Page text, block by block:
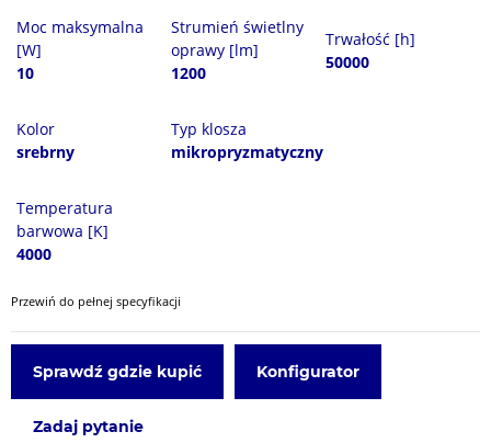
Moc maksymalna
[W]
10
Strumień świetlny
oprawy [lm]
1200
Trwałość [h]
50000
Kolor
srebrny
Typ klosza
mikropryzmatyczny
Temperatura
barwowa [K]
4000
Przewiń do pełnej specyfikacji
Sprawdź gdzie kupić Konfigurator
Zadaj pytanie